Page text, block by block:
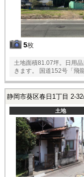
5枚
土地面積81.07坪。日用
きます。 国道152号「飛
静岡市葵区春日1丁目 2-
土地